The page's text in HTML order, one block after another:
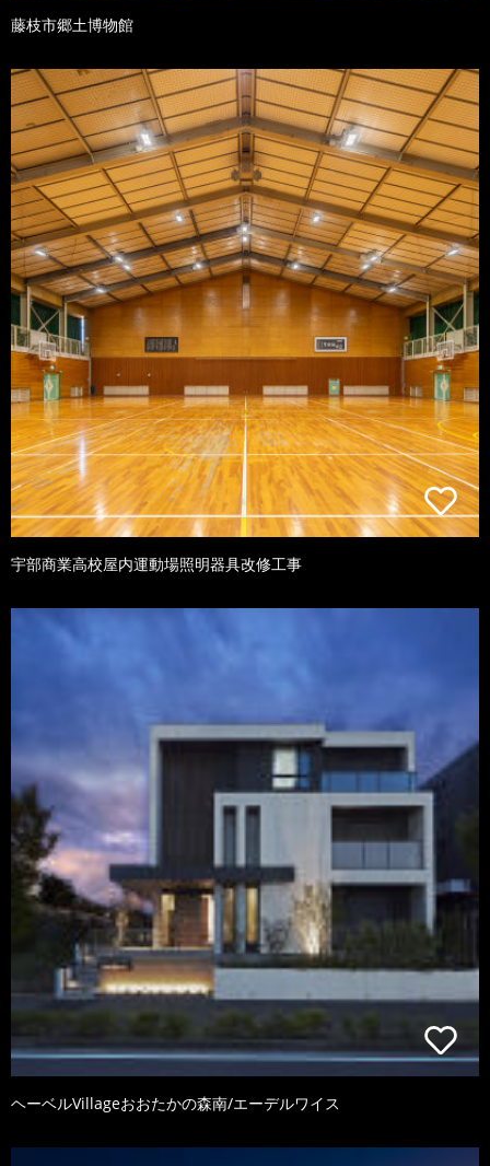
藤枝市郷土博物館
宇部商業高校屋内運動場照明器具改修工事
ヘーベルVillageおおたかの森南/エーデルワイス